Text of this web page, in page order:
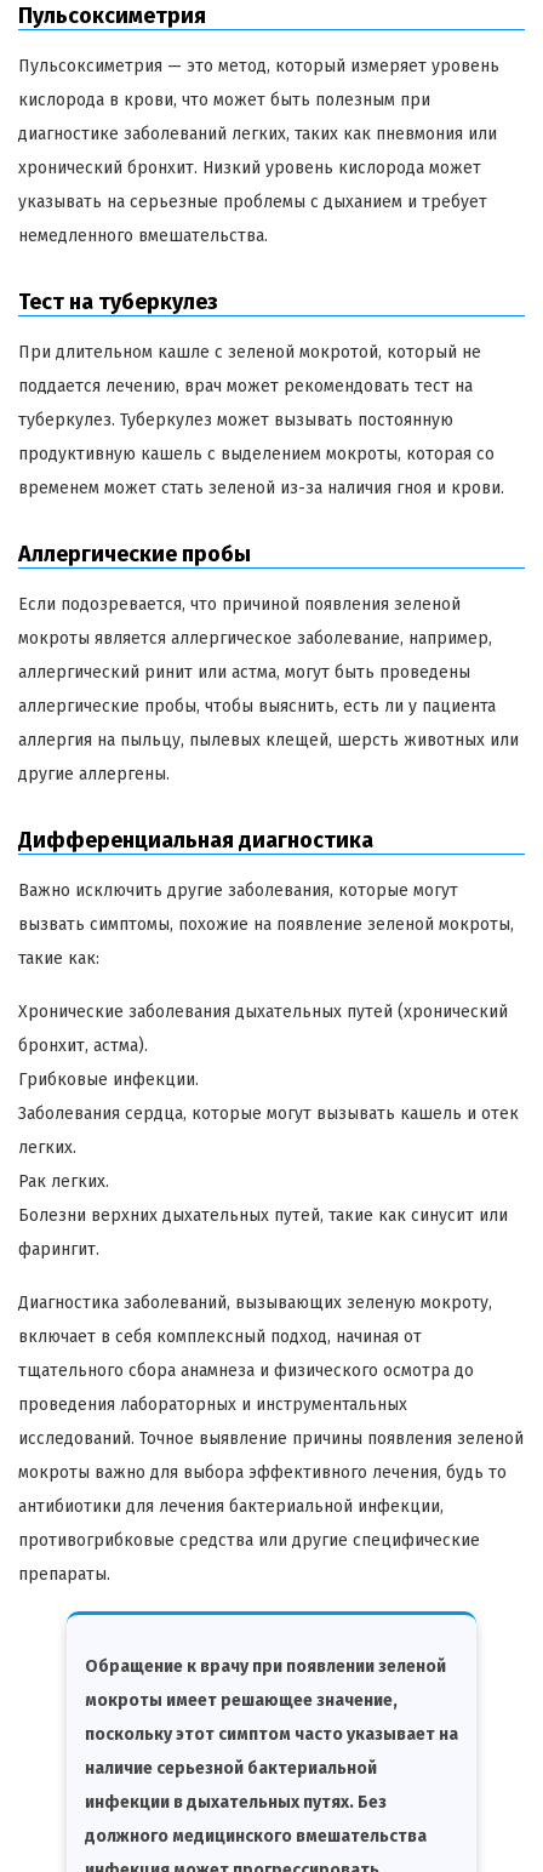
Пульсоксиметрия
Пульсоксиметрия — это метод, который измеряет уровень
кислорода в крови, что может быть полезным при
диагностике заболеваний легких, таких как пневмония или
хронический бронхит. Низкий уровень кислорода может
указывать на серьезные проблемы с дыханием и требует
немедленного вмешательства.
Тест на туберкулез
При длительном кашле с зеленой мокротой, который не
поддается лечению, врач может рекомендовать тест на
туберкулез. Туберкулез может вызывать постоянную
продуктивную кашель с выделением мокроты, которая со
временем может стать зеленой из-за наличия гноя и крови.
Аллергические пробы
Если подозревается, что причиной появления зеленой
мокроты является аллергическое заболевание, например,
аллергический ринит или астма, могут быть проведены
аллергические пробы, чтобы выяснить, есть ли у пациента
аллергия на пыльцу, пылевых клещей, шерсть животных или
другие аллергены.
Дифференциальная диагностика
Важно исключить другие заболевания, которые могут
вызвать симптомы, похожие на появление зеленой мокроты,
такие как:
Хронические заболевания дыхательных путей (хронический
бронхит, астма).
Грибковые инфекции.
Заболевания сердца, которые могут вызывать кашель и отек
легких.
Рак легких.
Болезни верхних дыхательных путей, такие как синусит или
фарингит.
Диагностика заболеваний, вызывающих зеленую мокроту,
включает в себя комплексный подход, начиная от
тщательного сбора анамнеза и физического осмотра до
проведения лабораторных и инструментальных
исследований. Точное выявление причины появления зеленой
мокроты важно для выбора эффективного лечения, будь то
антибиотики для лечения бактериальной инфекции,
противогрибковые средства или другие специфические
препараты.
Обращение к врачу при появлении зеленой
мокроты имеет решающее значение,
поскольку этот симптом часто указывает на
наличие серьезной бактериальной
инфекции в дыхательных путях. Без
должного медицинского вмешательства